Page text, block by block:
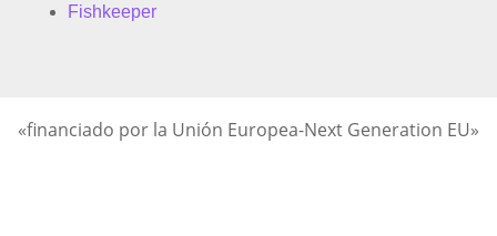
Fishkeeper
«financiado por la Unión Europea-Next Generation EU»